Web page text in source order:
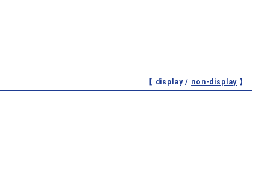
【 display / non-display 】